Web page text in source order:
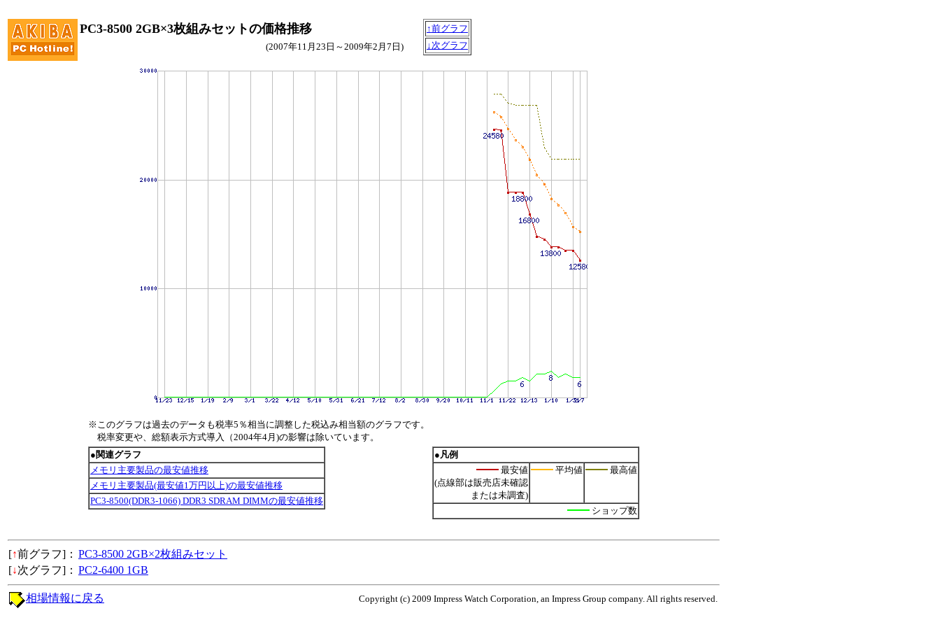
PC3-8500 2GB×3枚組みセットの価格推移
↑前グラフ
↓次グラフ
(2007年11月23日～2009年2月7日)
※このグラフは過去のデータも税率5％相当に調整した税込み相当額のグラフです。
税率変更や、総額表示方式導入（2004年4月)の影響は除いています。
●関連グラフ
メモリ主要製品の最安値推移
メモリ主要製品(最安値1万円以上)の最安値推移
PC3-8500(DDR3-1066) DDR3 SDRAM DIMMの最安値推移
●凡例
最安値
(点線部は販売店未確認
または未調査)
平均値 最高値
ショップ数
[↑前グラフ]： PC3-8500 2GB×2枚組みセット
[↓次グラフ]： PC2-6400 1GB
Copyright (c) 2009 Impress Watch Corporation, an Impress Group company. All rights reserved.
相場情報に戻る